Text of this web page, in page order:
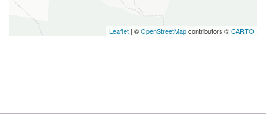
Leaflet | ©OpenStreetMapcontributors ©CARTO